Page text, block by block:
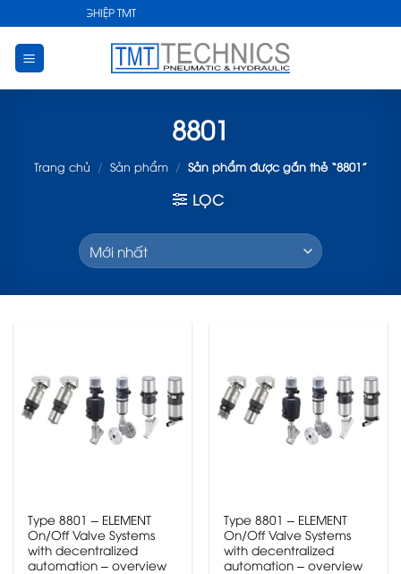
to
content
CÔNG NGHIỆP TMT
8801
Trang chủ / Sản phẩm / Sản phẩm được gắn thẻ “8801”
LỌC
Type 8801 – ELEMENT
On/Off Valve Systems
with decentralized
automation – overview
Type 8801 – ELEMENT
On/Off Valve Systems
with decentralized
automation – overview